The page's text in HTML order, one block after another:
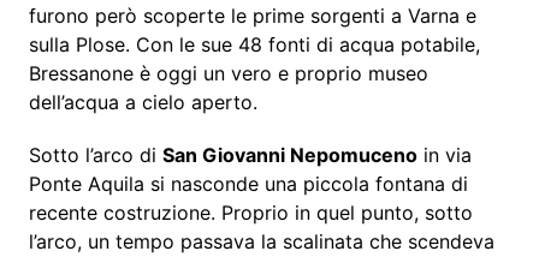
furono però scoperte le prime sorgenti a Varna e
sulla Plose. Con le sue 48 fonti di acqua potabile,
Bressanone è oggi un vero e proprio museo
dell’acqua a cielo aperto.
Sotto l’arco di San Giovanni Nepomucenoin via
Ponte Aquila si nasconde una piccola fontana di
recente costruzione. Proprio in quel punto, sotto
l’arco, un tempo passava la scalinata che scendeva